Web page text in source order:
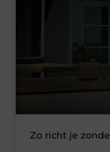
Zo richt je